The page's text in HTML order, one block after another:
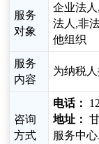
服务
对象
企业法
法人,非
他组织
服务
内容
为纳税
咨询
方式
电话：
地址：
服务中